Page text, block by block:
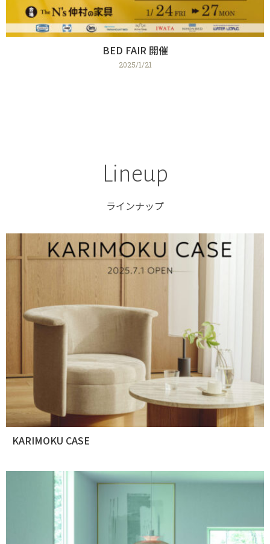
BED FAIR 開催
2025/1/21
Lineup
ラインナップ
KARIMOKU CASE